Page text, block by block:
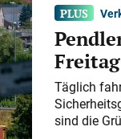
Täglich
sind die